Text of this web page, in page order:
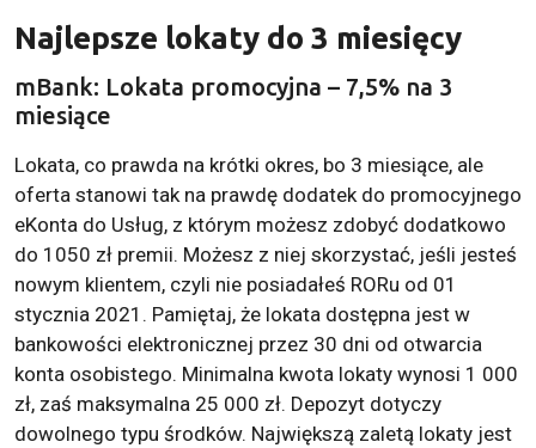
Najlepsze lokaty do 3 miesięcy
mBank: Lokata promocyjna – 7,5% na 3
miesiące
Lokata, co prawda na krótki okres, bo 3 miesiące, ale
oferta stanowi tak na prawdę dodatek do promocyjnego
eKonta do Usług, z którym możesz zdobyć dodatkowo
do 1050 zł premii. Możesz z niej skorzystać, jeśli jesteś
nowym klientem, czyli nie posiadałeś RORu od 01
stycznia 2021. Pamiętaj, że lokata dostępna jest w
bankowości elektronicznej przez 30 dni od otwarcia
konta osobistego. Minimalna kwota lokaty wynosi 1 000
zł, zaś maksymalna 25 000 zł. Depozyt dotyczy
dowolnego typu środków. Największą zaletą lokaty jest